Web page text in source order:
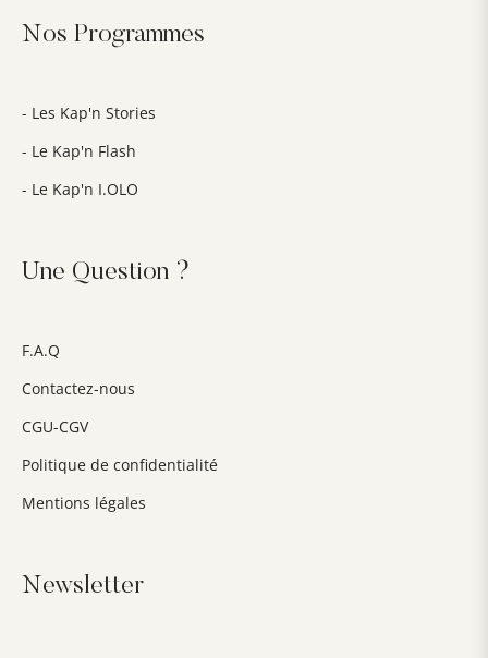
Nos Programmes
- Les Kap'n Stories
- Le Kap'n Flash
- Le Kap'n I.OLO
Une Question ?
F.A.Q
Contactez-nous
CGU-CGV
Politique de confidentialité
Mentions légales
Newsletter